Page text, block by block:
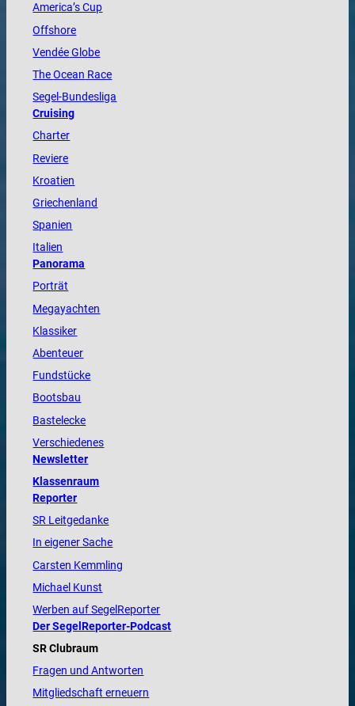
America’s Cup
Offshore
VendéeGlobe
TheOcean Race
Segel-Bundesliga
Cruising
Charter
Reviere
Kroatien
Griechenland
Spanien
Italien
Panorama
Porträt
Megayachten
Klassiker
Abenteuer
Fundstücke
Bootsbau
Bastelecke
Verschiedenes
Newsletter
Klassenraum
Reporter
SR Leitgedanke
In eigener Sache
Carsten Kemmling
Michael Kunst
Werben auf SegelReporter
Der SegelReporter-Podcast
SR Clubraum
Fragen und Antworten
Mitgliedschaft erneuern